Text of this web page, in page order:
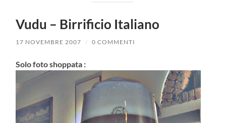
Vudu – Birrificio Italiano
17 NOVEMBRE 2007 / 0 COMMENTI
Solo foto shoppata :